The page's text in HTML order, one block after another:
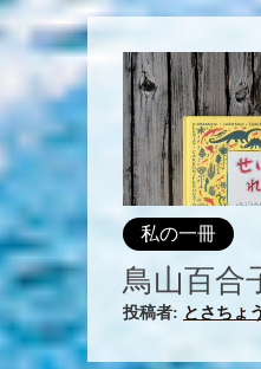
私の一冊
鳥山百合
投稿者: とさちょ